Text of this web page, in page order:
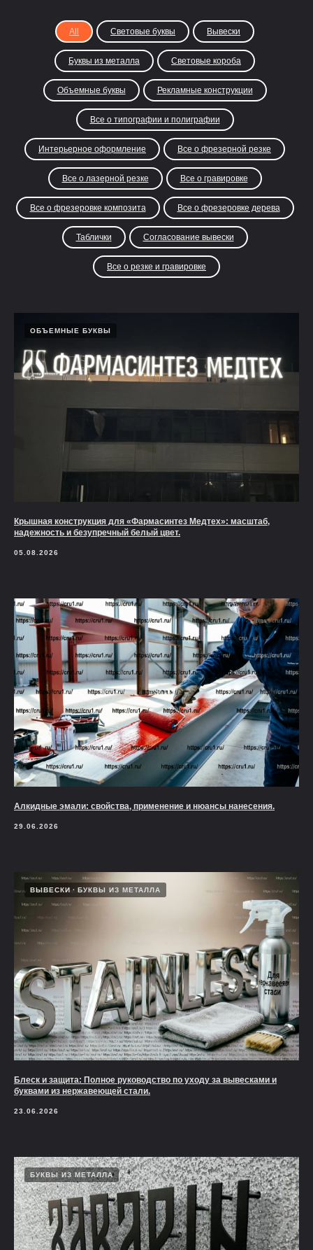
All Световые буквы Вывески
Буквы из металла Световые короба
Объемные буквы Рекламные конструкции
Все о типографии и полиграфии
Интерьерное оформление Все о фрезерной резке
Все о лазерной резке Все о гравировке
Все о фрезеровке композита Все о фрезеровке дерева
Таблички Согласование вывески
Все о резке и гравировке
ОБЪЕМНЫЕ БУКВЫ
Крышная конструкция для «Фармасинтез Медтех»: масштаб,
надежность и безупречный белый цвет.
05.08.2026
Алкидные эмали: свойства, применение и нюансы нанесения.
29.06.2026
ВЫВЕСКИ БУКВЫ ИЗ МЕТАЛЛА
Блеск и защита: Полное руководство по уходу за вывесками и
буквами из нержавеющей стали.
23.06.2026
БУКВЫ ИЗ МЕТАЛЛА